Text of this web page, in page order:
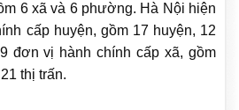
6 xã và 6 phường. Hà Nội hiện
cấp huyện, gồm 17 huyện, 12
đơn vị hành chính cấp xã, gồm
thị trấn.